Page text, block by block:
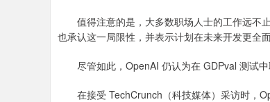
值得注意的是，大多数职场人士的工作远不
也承认这一局限性，并表示计划在未来开发更全
尽管如此，OpenAI 仍认为在 GDPval 测试中
在接受 TechCrunch（科技媒体）采访时，